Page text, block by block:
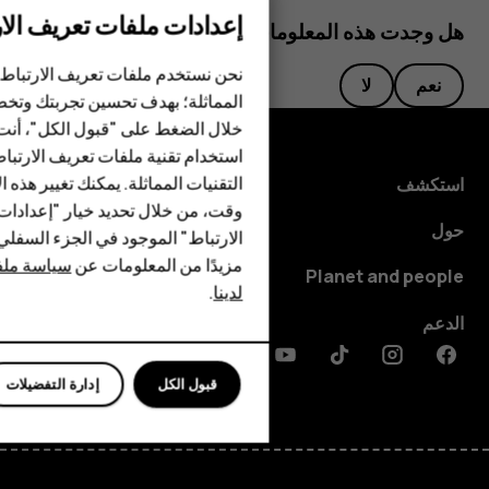
الهواتف الذكية
الهواتف المميزة
HMD Terra M
HMD DUB
HMD Watch
للأعمال
هل وجدت هذه المعلومات مفيدة؟
نعم لا
استكشف
حول
Planet and people
الدعم
Facebook
Instagram
Tiktok
Youtube
Linkedin
Discord
إعدادات ملفات تعريف
نحن نستخدم ملفات تعريف
المماثلة؛ بهدف تحسين تجربتك
خلال الضغط على "قبول الكل"،
استخدام تقنية ملفات تعريف
التقنيات المماثلة. يمكنك تغيير
وقت، من خلال تحديد خيار
الارتباط" الموجود في الجزء
مزيدًا من المعلومات عنسياسة
لدينا.
إدارة التفضيلات قبول الكل